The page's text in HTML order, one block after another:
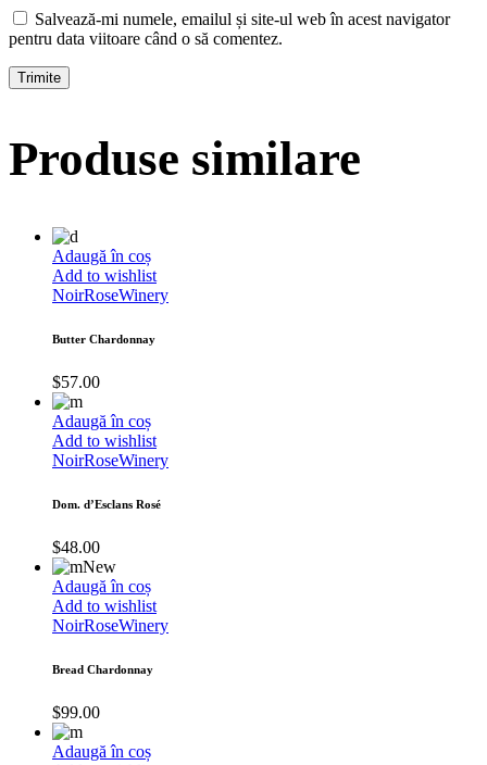
Salvează-mi numele, emailul și site-ul web în acest navigator
pentru data viitoare când o să comentez.
Produse similare
Adaugă în coș
Add to wishlist
NoirRoseWinery
Butter Chardonnay
$57.00
Adaugă în coș
Add to wishlist
NoirRoseWinery
Dom. d’Esclans Rosé
$48.00
New
Adaugă în coș
Add to wishlist
NoirRoseWinery
Bread Chardonnay
$99.00
Adaugă în coș